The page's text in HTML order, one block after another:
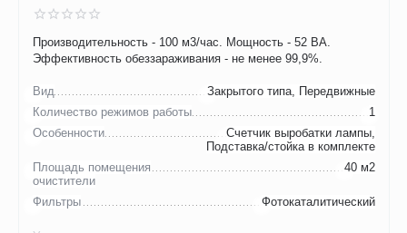
Производительность - 100 м3/час. Мощность - 52 ВА.
Эффективность обеззараживания - не менее 99,9%.
Вид
Закрытого типа, Передвижные
Количество режимов работы
1
Особенности
Счетчик выробатки лампы,
Подставка/стойка в комплекте
Площадь помещения
очистители
40 м2
Фильтры Фотокаталитический